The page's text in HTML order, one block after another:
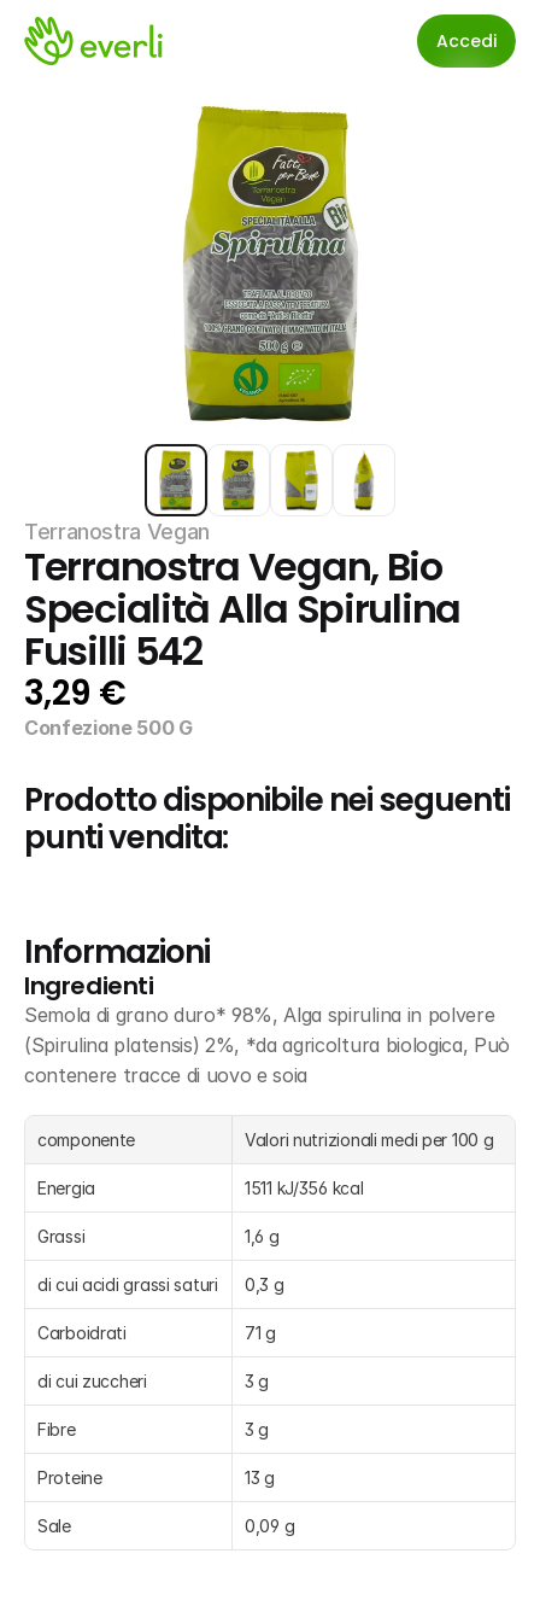
Accedi
Terranostra Vegan
Terranostra Vegan, Bio
Specialità Alla Spirulina
Fusilli 542
3,29 €
Confezione 500 G
Prodotto disponibile nei seguenti
punti vendita:
Informazioni
Ingredienti
Semola di grano duro* 98%, Alga spirulina in polvere
(Spirulina platensis) 2%, *da agricoltura biologica, Può
contenere tracce di uovo e soia
componente Valori nutrizionali medi per 100 g
Energia 1511 kJ/356 kcal
Grassi 1,6 g
di cui acidi grassi saturi 0,3 g
Carboidrati 71 g
di cui zuccheri 3 g
Fibre 3 g
Proteine 13 g
Sale 0,09 g